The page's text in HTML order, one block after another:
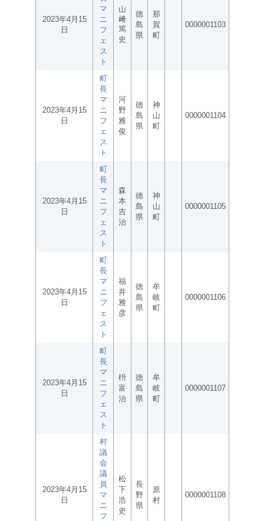
2023年4月15
日
マ
ニ
フ
ェ
ス
ト
山
﨑
篤
史
徳
島
県
那
賀
町
0000001103
2023年4月15
日
町
長
マ
ニ
フ
ェ
ス
ト
河
野
雅
俊
徳
島
県
神
山
町
0000001104
2023年4月15
日
町
長
マ
ニ
フ
ェ
ス
ト
森
本
吉
治
徳
島
県
神
山
町
0000001105
2023年4月15
日
町
長
マ
ニ
フ
ェ
ス
ト
福
井
雅
彦
徳
島
県
牟
岐
町
0000001106
2023年4月15
日
町
長
マ
ニ
フ
ェ
ス
ト
枡
富
治
徳
島
県
牟
岐
町
0000001107
2023年4月15
日
村
議
会
議
員
マ
ニ
フ
松
下
浩
史
長
野
県
原
村
0000001108